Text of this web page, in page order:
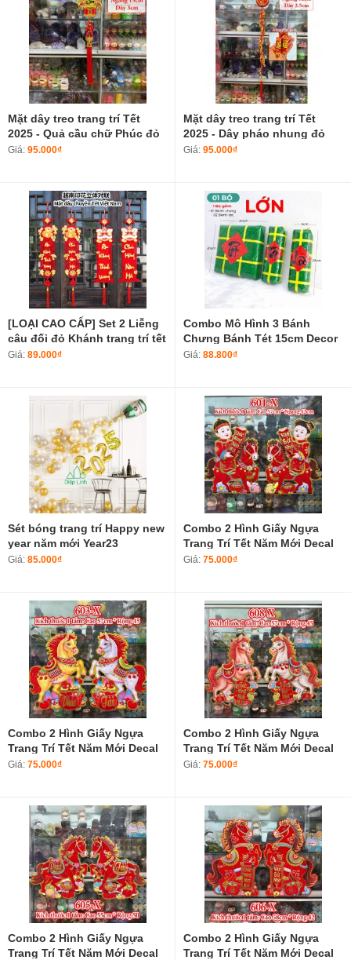
Mặt dây treo trang trí Tết
2025 - Quả cầu chữ Phúc đỏ
may mắn Túi tiền tài lộc
Giá: 95.000₫
Mặt dây treo trang trí Tết
2025 - Dây pháo nhung đỏ
may mắn Túi tiền tài lộc
Giá: 95.000₫
[LOẠI CAO CẤP] Set 2 Liễng
câu đối đỏ Khánh trang trí tết
chữ thư pháp Việt Nam làm
Giá: 89.000₫
Combo Mô Hình 3 Bánh
Chưng Bánh Tét 15cm Decor
Trang Trí Tết
Giá: 88.800₫
Sét bóng trang trí Happy new
year năm mới Year23
Giá: 85.000₫
Combo 2 Hình Giấy Ngựa
Trang Trí Tết Năm Mới Decal
Tết Năm Bính Ngọ 2026 601-X
Giá: 75.000₫
Combo 2 Hình Giấy Ngựa
Trang Trí Tết Năm Mới Decal
Tết Năm Bính Ngọ 2026 603-X
Giá: 75.000₫
Combo 2 Hình Giấy Ngựa
Trang Trí Tết Năm Mới Decal
Tết Năm Bính Ngọ 2026 608-X
Giá: 75.000₫
Combo 2 Hình Giấy Ngựa
Trang Trí Tết Năm Mới Decal
Combo 2 Hình Giấy Ngựa
Trang Trí Tết Năm Mới Decal